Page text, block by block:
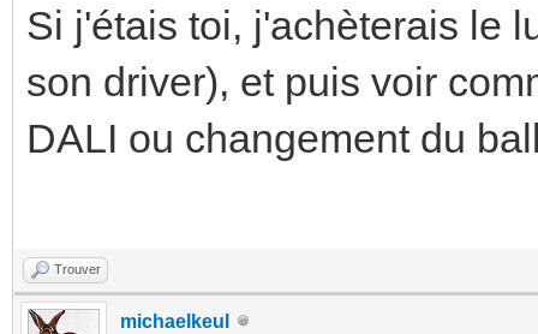
Si j'étais toi, j'achèterais le
son driver), et puis voir
DALI ou changement du
Trouver
michaelkeul